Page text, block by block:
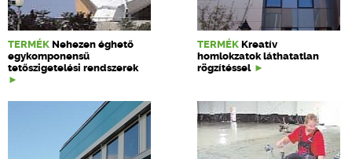
TERMÉK Nehezen éghető
egykomponensű
tetőszigetelési rendszerek
TERMÉK Kreatív
homlokzatok láthatatlan
rögzítéssel